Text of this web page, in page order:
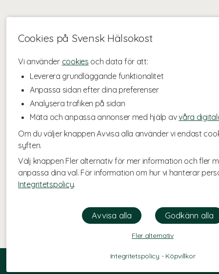
Cookies på Svensk Hälsokost
Vi använder cookies och data för att:
Leverera grundläggande funktionalitet
Anpassa sidan efter dina preferenser
Analysera trafiken på sidan
Mäta och anpassa annonser med hjälp avvåra
Om du väljer knappen Avvisa alla använder vi endast
syften.
Välj knappen Fler alternativ för mer information och fler
anpassa dina val. För information om hur vi hanterar
Integritetspolicy.
Fler alternativ
Integritetspolicy - Köpvillkor